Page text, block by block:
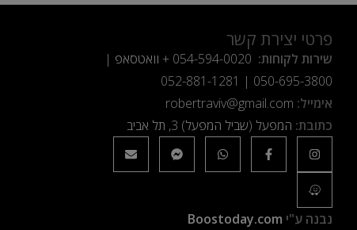
פרטי יצירת קשר
שירות לקוחות: 054-594-0020 + וואטסאפ |
050-695-3800
|
052-881-1281
אימייל: robertraviv@gmail.com
כתובת: המפעל (שביל המפעל) 3, תל אביב
נבנה ע"י Boostoday.com